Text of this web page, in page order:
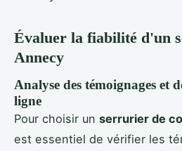
Évaluer la fiabilité d'un
Annecy
Analyse des témoignages et
ligne
Pour choisir un serrurier de
est essentiel de vérifier les